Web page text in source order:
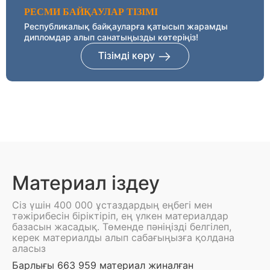
РЕСМИ БАЙҚАУЛАР ТІЗІМІ
Республикалық байқауларға қатысып жарамды
дипломдар алып санатыңызды көтеріңіз!
Тізімді көру
Материал іздеу
Сіз үшін 400 000 ұстаздардың еңбегі мен
тәжірибесін біріктіріп, ең үлкен материалдар
базасын жасадық. Төменде пәніңізді белгілеп,
керек материалды алып сабағыңызға қолдана
аласыз
Барлығы 663 959 материал жиналған